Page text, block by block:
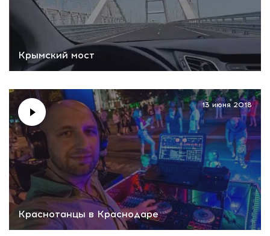
Крымский мост
Краснотанцы в Краснодаре
13 июня 2018